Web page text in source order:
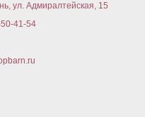
ул. Адмиралтейская, 15
41-54